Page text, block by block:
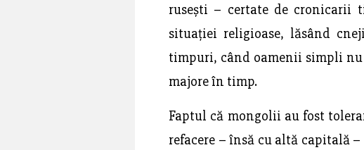
rusești – certate de cronicarii
situației religioase, lăsând
timpuri, când oamenii simpli
majore în timp.
Faptul că mongolii au fost
refacere – însă cu altă capitală